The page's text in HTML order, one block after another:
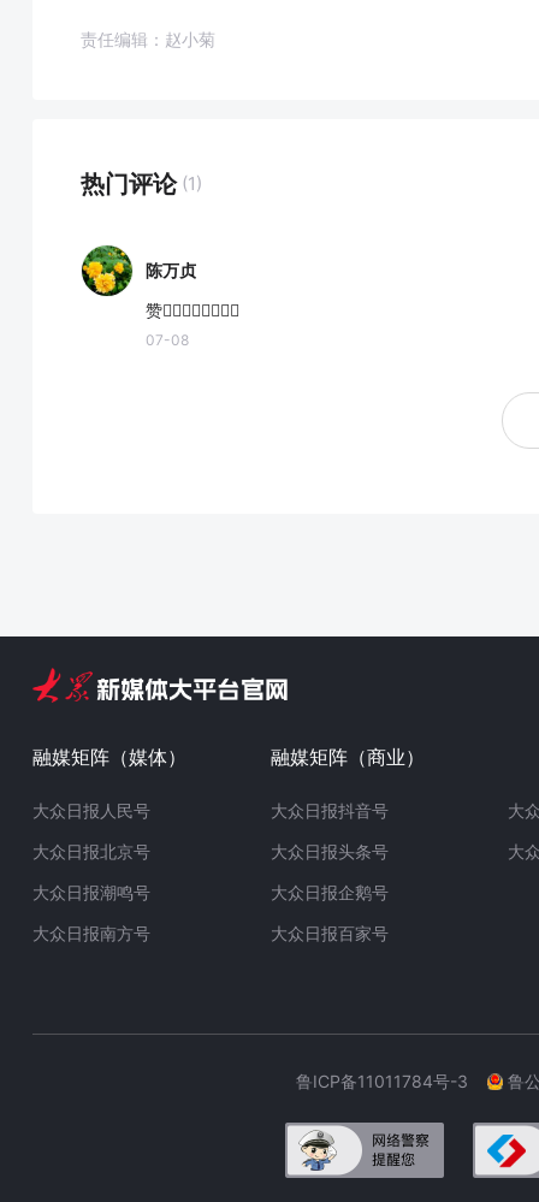
责任编辑：赵小菊
热门评论 (1)
陈万贞
赞👍🏻👍🏻👍🏻👍🏻
07-08
融媒矩阵（媒体）
大众日报人民号
大众日报北京号
大众日报潮鸣号
大众日报南方号
融媒矩阵（商业）
大众日报抖音号
大众日报头条号
大众日报企鹅号
大众日报百家号
大
大
鲁ICP备11011784号-3 鲁